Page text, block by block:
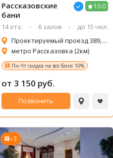
10.0
Рассказовские
бани
14 отз. 6 залов
до 15 чел.
Проектируемый проезд 389, 30
метро Рассказовка (2км)
Пн-Чт скидка на все бани 10%
от 3 150 руб.
Позвонить
x 3